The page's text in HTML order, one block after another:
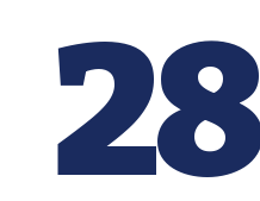
Guarnera
de Física
E.S.C.C.P.
U.B.A.